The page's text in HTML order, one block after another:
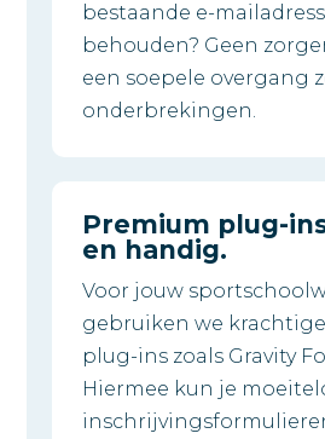
bestaande e-
behouden? Geen
een soepele overgang
onderbrekingen.
Premium plug-
en handig.
Voor jouw
gebruiken we
plug-ins zoals Gravity
Hiermee kun je